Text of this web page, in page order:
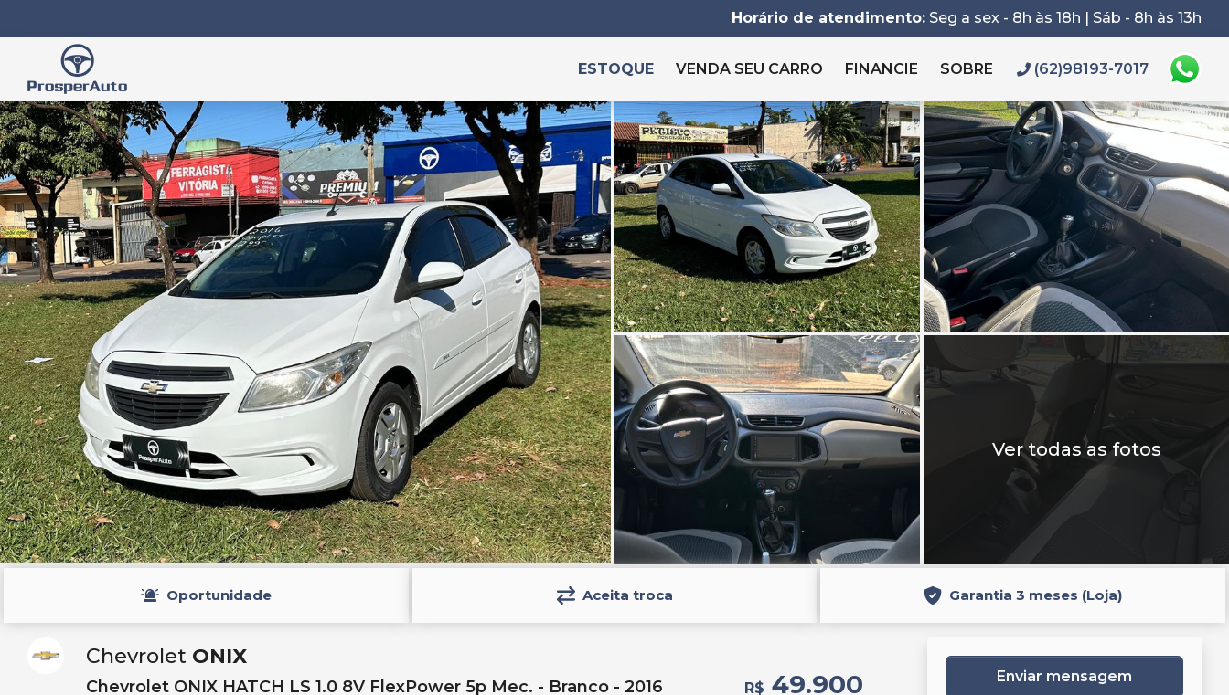
Horário de atendimento: Seg a sex - 8h às 18h | Sáb - 8h às 13h
ESTOQUE VENDA SEU CARRO FINANCIE SOBRE (62)98193-7017
Ver todas as fotos
Oportunidade Aceita troca Garantia 3 meses (Loja)
Chevrolet ONIX
Chevrolet ONIX HATCH LS 1.0 8V FlexPower 5p Mec. - Branco - 2016 R$ 49.900 Enviar mensagem